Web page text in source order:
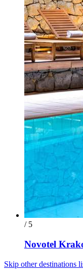
/ 5
Novotel
Skip other destinations